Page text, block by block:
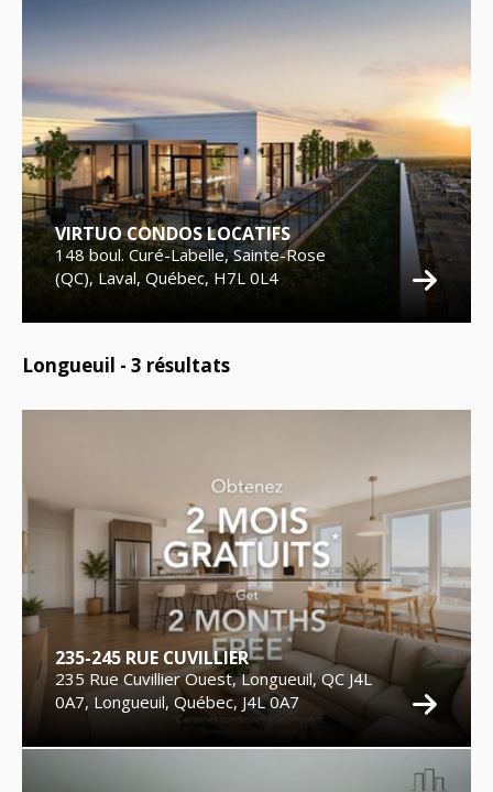
VIRTUO CONDOS LOCATIFS
148 boul. Curé-Labelle, Sainte-Rose
(QC), Laval, Québec, H7L 0L4
Longueuil - 3 résultats
235-245 RUE CUVILLIER
235 Rue Cuvillier Ouest, Longueuil, QC J4L
0A7, Longueuil, Québec, J4L 0A7